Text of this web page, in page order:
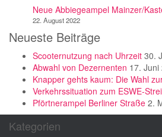
Neue Abbiegeampel Mainzer/
22. August 2022
Neueste Beiträge
Scooternutzung nach Uhrzeit 30.
Abwahl von Dezernenten 17. Juni
Knapper gehts kaum: Die Wahl
Verkehrssituation zum ESWE-
Pförtnerampel Berliner Straße 2.
Kategorien